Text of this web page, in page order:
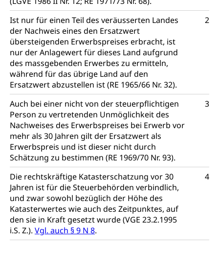
Ist nur für einen Teil des veräusserten Landes
der Nachweis eines den Ersatzwert
übersteigenden Erwerbspreises erbracht, ist
nur der Anlagewert für dieses Land aufgrund
des massgebenden Erwerbes zu ermitteln,
während für das übrige Land auf den
Ersatzwert abzustellen ist (RE 1965/66 Nr. 32).
2
Auch bei einer nicht von der steuerpflichtigen
Person zu vertretenden Unmöglichkeit des
Nachweises des Erwerbspreises bei Erwerb vor
mehr als 30 Jahren gilt der Ersatzwert als
Erwerbspreis und ist dieser nicht durch
Schätzung zu bestimmen (RE 1969/70 Nr. 93).
3
Die rechtskräftige Katasterschatzung vor 30
Jahren ist für die Steuerbehörden verbindlich,
und zwar sowohl bezüglich der Höhe des
Katasterwertes wie auch des Zeitpunktes, auf
den sie in Kraft gesetzt wurde (VGE 23.2.1995
i.S. Z.). Vgl. auch § 9 N 8.
4
Kantonales Tabakpräventionsprogramm
Gesundheitsförderung
Prävention (Polizei)
Suchtprävention
Gesundheitsversorgung
Sozialversicherungen, Sozialpolitik,
Arbeitslosenversicherung,
Mutterschaftsversicherung, Krankenversicherung,
Unfallversicherung, Invalidenversicherung,
Sozialhilfe
Kranken- und Unfallversicherung
(gruezi.lu.ch)
Krankenversicherung (WAS Luzern)
Existenzsicherung - Sozialhilfe
Soziales und Gesellschaft (Dienststelle)
Opferhilfe
Arbeitslosenversicherung (WAS Luzern)
Invalidenversicherung (WAS Luzern)
Soziale Sicherheit
Sucht und Drogen
Drogenabhängigkeit, Drogensucht,
Medikamentenabhängigkeit,
Arzneimittelabhängigkeit, Suchtkrankheit,
Drogenabhängige, Drogensüchtige,
Betäubungsmittel, Suchtmittel, Psychopharmaka
Fachstelle Sucht Region Luzern
Drogen (Polizei)
Sucht
Gesundheitsversorgung
Gesundheitsversorgung, Spital, Pflegeinitiative,
Ambulant vor stationär, AVOS, Patientendossier
Gesundheitsversorgung
AHV / IV
Altersrente, Invalidenrente, Witwenrente,
Sozialversicherung, Vorsorgeeinrichtung,
Pensionskasse, erste Säule, zweite Säule, dritte
Säule, Hilflosenentschädigung,
Ergänzungsleistungen, Altersvorsorge,